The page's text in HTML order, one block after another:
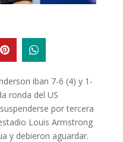
iban 7-6 (4) y 1-
ronda del US
por tercera
Louis Armstrong
y debieron aguardar.